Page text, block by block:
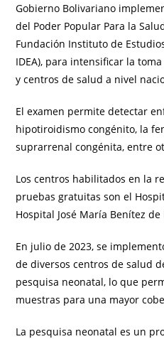
Gobierno Bolivariano
del Poder Popular Para la
Fundación Instituto de
IDEA), para intensificar la
y centros de salud a nivel
El examen permite detectar
hipotiroidismo congénito, la
suprarrenal congénita, entre
Los centros habilitados en la
pruebas gratuitas son el
Hospital José María Benítez de
En julio de 2023, se
de diversos centros de salud
pesquisa neonatal, lo que
muestras para una mayor
La pesquisa neonatal es un